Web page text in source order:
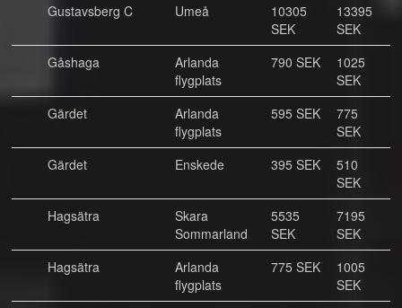
Gustavsberg C
Umeå
10305
SEK
13395
SEK
Gåshaga
Arlanda
flygplats
790 SEK
1025
SEK
Gärdet
Arlanda
flygplats
595 SEK
775
SEK
Gärdet
Enskede 395 SEK
510
SEK
Hagsätra
Skara
Sommarland
5535
SEK
7195
SEK
Hagsätra
Arlanda
flygplats
775 SEK
1005
SEK